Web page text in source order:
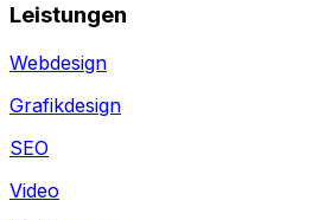
Leistungen
Webdesign
Grafikdesign
SEO
Video